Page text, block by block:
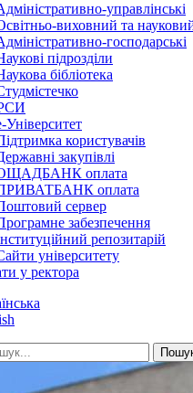
управлінські
виховний та
господарські
підрозділи
бібліотека
Університет
користувачів
закупівлі
оплата
оплата
сервер
забезпечення
репозитарій
університету
у ректора